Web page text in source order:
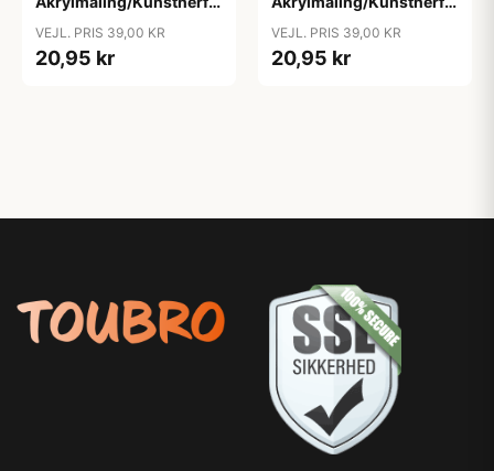
VEJL. PRIS 39,00 KR
20,95 kr
VEJL. PRIS 39,00 KR
20,95 kr